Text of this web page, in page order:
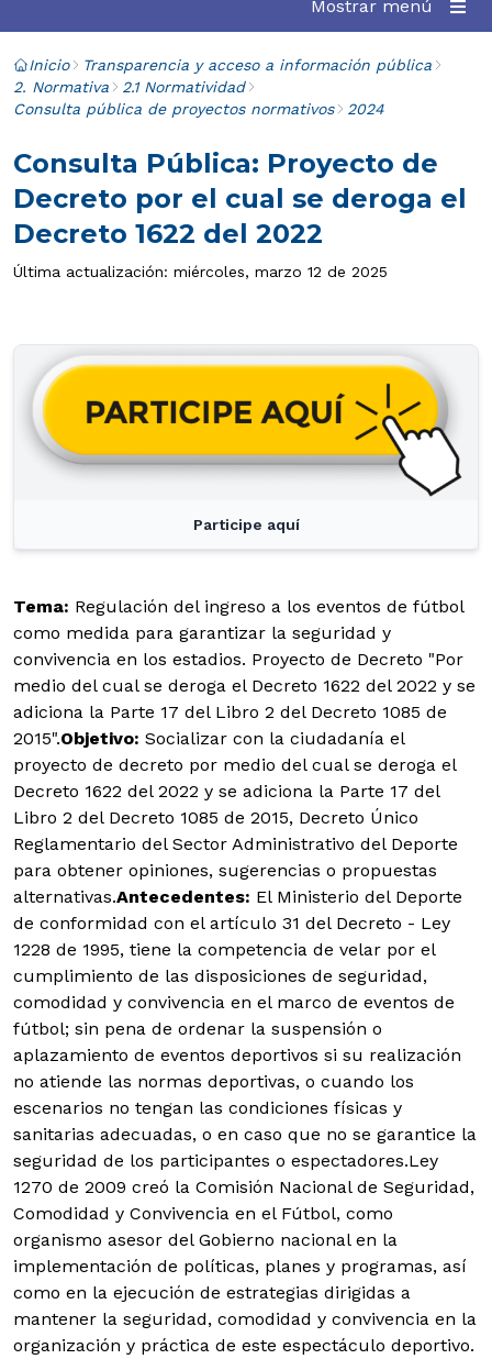
Mostrar menú
Inicio
Transparencia y acceso a información pública
2. Normativa
2.1 Normatividad
Consulta pública de proyectos normativos
2024
Consulta Pública: Proyecto de
Decreto por el cual se deroga el
Decreto 1622 del 2022
Última actualización: miércoles, marzo 12 de 2025
Participe aquí
Tema: Regulación del ingreso a los eventos de fútbol
como medida para garantizar la seguridad y
convivencia en los estadios. Proyecto de Decreto "Por
medio del cual se deroga el Decreto 1622 del 2022 y se
adiciona la Parte 17 del Libro 2 del Decreto 1085 de
2015".Objetivo: Socializar con la ciudadanía el
proyecto de decreto por medio del cual se deroga el
Decreto 1622 del 2022 y se adiciona la Parte 17 del
Libro 2 del Decreto 1085 de 2015, Decreto Único
Reglamentario del Sector Administrativo del Deporte
para obtener opiniones, sugerencias o propuestas
alternativas.Antecedentes: El Ministerio del Deporte
de conformidad con el artículo 31 del Decreto - Ley
1228 de 1995, tiene la competencia de velar por el
cumplimiento de las disposiciones de seguridad,
comodidad y convivencia en el marco de eventos de
fútbol; sin pena de ordenar la suspensión o
aplazamiento de eventos deportivos si su realización
no atiende las normas deportivas, o cuando los
escenarios no tengan las condiciones físicas y
sanitarias adecuadas, o en caso que no se garantice la
seguridad de los participantes o espectadores.Ley
1270 de 2009 creó la Comisión Nacional de Seguridad,
Comodidad y Convivencia en el Fútbol, como
organismo asesor del Gobierno nacional en la
implementación de políticas, planes y programas, así
como en la ejecución de estrategias dirigidas a
mantener la seguridad, comodidad y convivencia en la
organización y práctica de este espectáculo deportivo.